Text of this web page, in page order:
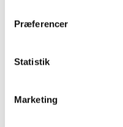
Præferencer
Statistik
Marketing